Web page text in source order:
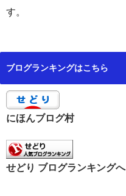
す。
ブログランキングはこちら
にほんブログ村
せどり ブログランキングへ